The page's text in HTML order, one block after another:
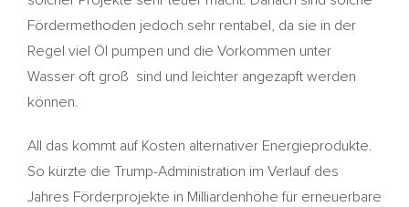
Fördermethoden jedoch sehr rentabel, da sie in der
Regel viel Öl pumpen und die Vorkommen unter
Wasser oft groß sind und leichter angezapft werden
können.
All das kommt auf Kosten alternativer Energieprodukte.
So kürzte die Trump-Administration im Verlauf des
Jahres Förderprojekte in Milliardenhöhe für erneuerbare